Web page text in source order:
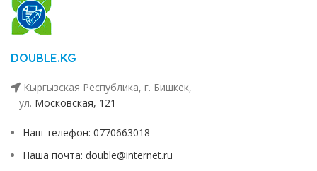
DOUBLE.KG
Кыргызская Республика, г. Бишкек,
ул. ​ Московская, 121
Наш телефон: 0770663018
Наша почта: double@internet.ru